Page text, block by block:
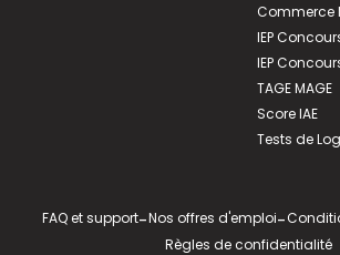
Commerce
IEP
IEP
TAGE MAGE
Score IAE
Tests de
FAQ et support-Nos offres d'emploi-
Règles de confidentialité